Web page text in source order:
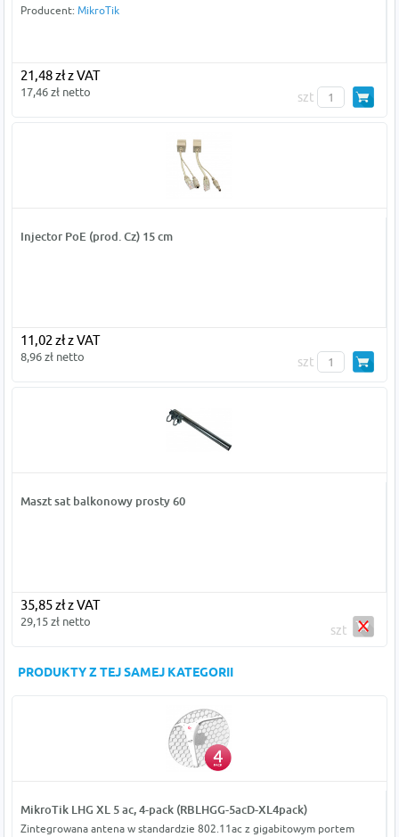
Producent: MikroTik
21,48 zł z VAT
17,46 zł netto szt
Injector PoE (prod. Cz) 15 cm
11,02 zł z VAT
8,96 zł netto szt
Maszt sat balkonowy prosty 60
35,85 zł z VAT
29,15 zł netto
szt
PRODUKTY Z TEJ SAMEJ KATEGORII
MikroTik LHG XL 5 ac, 4-pack (RBLHGG-5acD-XL4pack)
Zintegrowana antena w standardzie 802.11ac z gigabitowym portem